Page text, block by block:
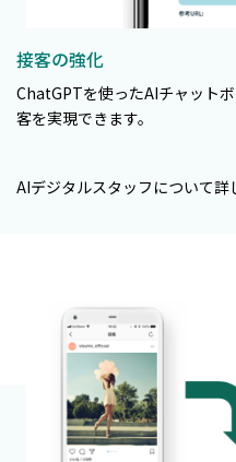
接客の強化
ChatGPTを使ったAIチャット
客を実現できます。
AIデジタルスタッフについて詳